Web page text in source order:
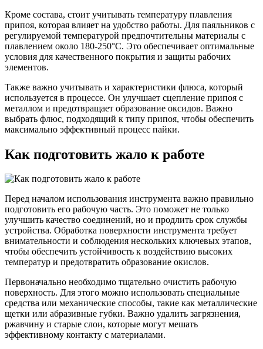
Кроме состава, стоит учитывать температуру плавления
припоя, которая влияет на удобство работы. Для паяльников с
регулируемой температурой предпочтительны материалы с
плавлением около 180-250°C. Это обеспечивает оптимальные
условия для качественного покрытия и защиты рабочих
элементов.
Также важно учитывать и характеристики флюса, который
используется в процессе. Он улучшает сцепление припоя с
металлом и предотвращает образование оксидов. Важно
выбрать флюс, подходящий к типу припоя, чтобы обеспечить
максимально эффективный процесс пайки.
Как подготовить жало к работе
Перед началом использования инструмента важно правильно
подготовить его рабочую часть. Это поможет не только
улучшить качество соединений, но и продлить срок службы
устройства. Обработка поверхности инструмента требует
внимательности и соблюдения нескольких ключевых этапов,
чтобы обеспечить устойчивость к воздействию высоких
температур и предотвратить образование окислов.
Первоначально необходимо тщательно очистить рабочую
поверхность. Для этого можно использовать специальные
средства или механические способы, такие как металлические
щетки или абразивные губки. Важно удалить загрязнения,
ржавчину и старые слои, которые могут мешать
эффективному контакту с материалами.